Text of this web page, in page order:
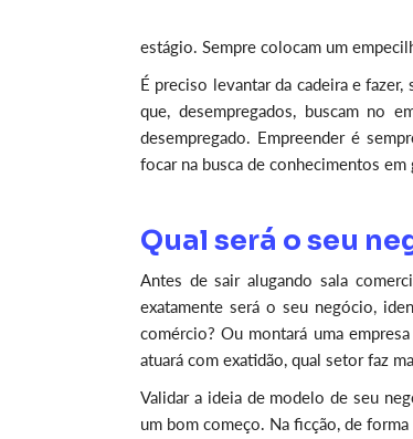
estágio. Sempre colocam um
É preciso levantar da cadeira e
que, desempregados, buscam no
desempregado. Empreender é
focar na busca de conhecimentos
Qual será o seu
Antes de sair alugando sala
exatamente será o seu negócio,
comércio? Ou montará uma
atuará com exatidão, qual setor faz
Validar a ideia de modelo de seu
um bom começo. Na ficção, de forma